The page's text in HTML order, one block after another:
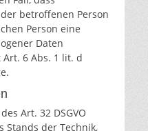
betroffenen Person
Person eine
Daten
6 Abs. 1 lit. d
Art. 32 DSGVO
Stands der Technik,